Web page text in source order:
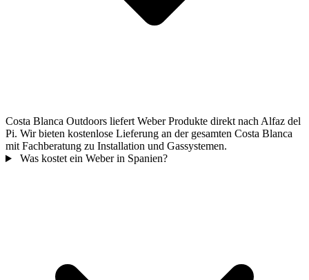
Costa Blanca Outdoors liefert Weber Produkte direkt nach Alfaz del
Pi. Wir bieten kostenlose Lieferung an der gesamten Costa Blanca
mit Fachberatung zu Installation und Gassystemen.
Was kostet ein Weber in Spanien?